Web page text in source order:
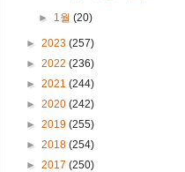
► 1월(20)
► 2023 (257)
► 2022 (236)
► 2021 (244)
► 2020 (242)
► 2019 (255)
► 2018 (254)
► 2017 (250)